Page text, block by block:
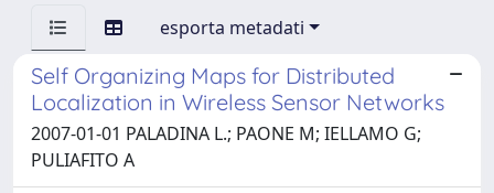
esporta metadati
Self Organizing Maps for Distributed
Localization in Wireless Sensor Networks
2007-01-01 PALADINA L.; PAONE M; IELLAMO G;
PULIAFITO A